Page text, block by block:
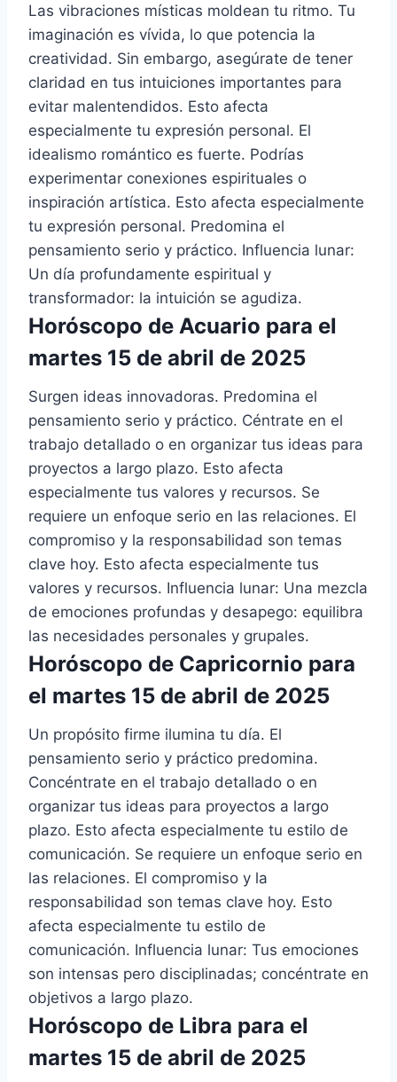
Las vibraciones místicas moldean tu ritmo. Tu
imaginación es vívida, lo que potencia la
creatividad. Sin embargo, asegúrate de tener
claridad en tus intuiciones importantes para
evitar malentendidos. Esto afecta
especialmente tu expresión personal. El
idealismo romántico es fuerte. Podrías
experimentar conexiones espirituales o
inspiración artística. Esto afecta especialmente
tu expresión personal. Predomina el
pensamiento serio y práctico. Influencia lunar:
Un día profundamente espiritual y
transformador: la intuición se agudiza.
Horóscopo de Acuario para el
martes 15 de abril de 2025
Surgen ideas innovadoras. Predomina el
pensamiento serio y práctico. Céntrate en el
trabajo detallado o en organizar tus ideas para
proyectos a largo plazo. Esto afecta
especialmente tus valores y recursos. Se
requiere un enfoque serio en las relaciones. El
compromiso y la responsabilidad son temas
clave hoy. Esto afecta especialmente tus
valores y recursos. Influencia lunar: Una mezcla
de emociones profundas y desapego: equilibra
las necesidades personales y grupales.
Horóscopo de Capricornio para
el martes 15 de abril de 2025
Un propósito firme ilumina tu día. El
pensamiento serio y práctico predomina.
Concéntrate en el trabajo detallado o en
organizar tus ideas para proyectos a largo
plazo. Esto afecta especialmente tu estilo de
comunicación. Se requiere un enfoque serio en
las relaciones. El compromiso y la
responsabilidad son temas clave hoy. Esto
afecta especialmente tu estilo de
comunicación. Influencia lunar: Tus emociones
son intensas pero disciplinadas; concéntrate en
objetivos a largo plazo.
Horóscopo de Libra para el
martes 15 de abril de 2025